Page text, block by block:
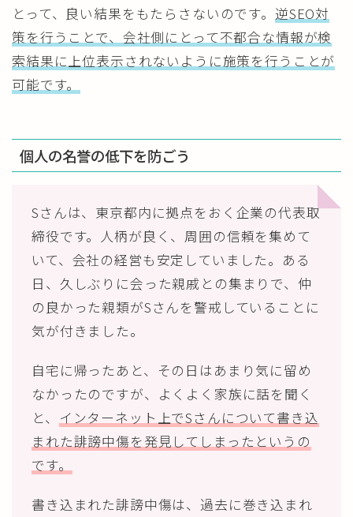
とって、良い結果をもたらさないのです。 逆SEO対
策を行うことで、会社側にとって不都合な情報が検
索結果に上位表示されないように施策を行うことが
可能です。
個人の名誉の低下を防ごう
Sさんは、東京都内に拠点をおく企業の代表取
締役です。人柄が良く、周囲の信頼を集めて
いて、会社の経営も安定していました。ある
日、久しぶりに会った親戚との集まりで、仲
の良かった親類がSさんを警戒していることに
気が付きました。
自宅に帰ったあと、その日はあまり気に留め
なかったのですが、よくよく家族に話を聞く
と、 インターネット上でSさんについて書き込
まれた誹謗中傷を発見してしまったというの
です。
書き込まれた誹謗中傷は、過去に巻き込まれ